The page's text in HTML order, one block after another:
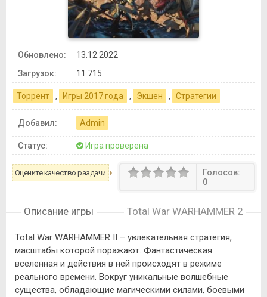
Обновлено:
13.12.2022
Загрузок:
11 715
Торрент , Игры 2017 года , Экшен , Стратегии
Добавил: Admin
Статус: Игра проверена
Оцените качество раздачи
Голосов:
0
Описание игры Total War WARHAMMER 2
Total War WARHAMMER II – увлекательная стратегия,
масштабы которой поражают. Фантастическая
вселенная и действия в ней происходят в режиме
реального времени. Вокруг уникальные волшебные
существа, обладающие магическими силами, боевыми